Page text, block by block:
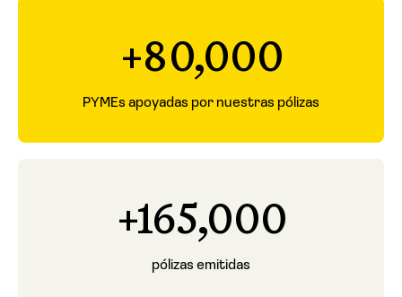
+80,000
PYMEs apoyadas por nuestras pólizas
+165,000
pólizas emitidas